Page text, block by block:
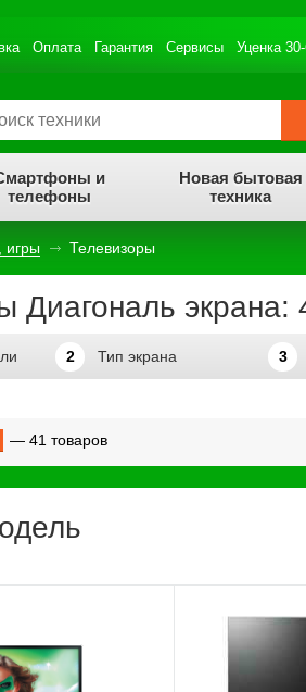
Оплата Гарантия Сервисы Уценка
и
телефоны
Новая бытовая
техника
игры Телевизоры
Диагональ экрана:
2 Тип экрана 3
— 41 товаров